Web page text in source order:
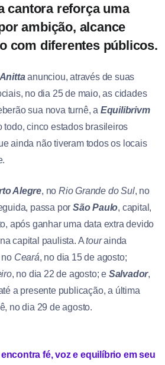
cantora reforça uma
ambição, alcance
com diferentes públicos.
Anittaanunciou, através de suas
no dia 25 de maio, as cidades
sua nova turnê, a Equilibrivm
todo, cinco estados brasileiros
ainda não tiveram todos os locais
Alegre, no Rio Grande do Sul, no
passa porSão Paulo, capital,
após ganhar uma data extra devido
capital paulista. Atourainda
no Ceará, no dia 15 de agosto;
, no dia 22 de agosto; e Salvador,
a presente publicação, a última
no dia 29 de agosto.
encontra fé, voz e equilíbrio em seu